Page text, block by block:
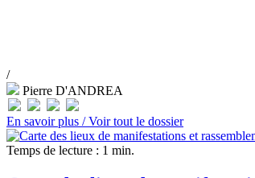
/
Pierre D'ANDREA
En savoir plus /Voir tout le dossier
Temps de lecture : 1 min.